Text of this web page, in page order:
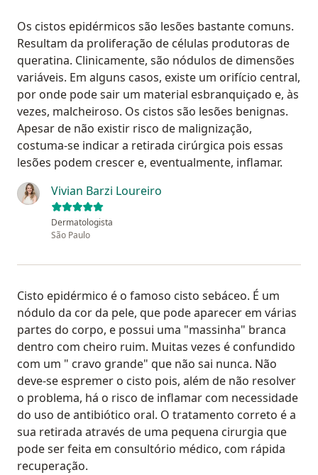
Os cistos epidérmicos são lesões bastante comuns.
Resultam da proliferação de células produtoras de
queratina. Clinicamente, são nódulos de dimensões
variáveis. Em alguns casos, existe um orifício central,
por onde pode sair um material esbranquiçado e, às
vezes, malcheiroso. Os cistos são lesões benignas.
Apesar de não existir risco de malignização,
costuma-se indicar a retirada cirúrgica pois essas
lesões podem crescer e, eventualmente, inflamar.
Vivian Barzi Loureiro
Dermatologista
São Paulo
Cisto epidérmico é o famoso cisto sebáceo. É um
nódulo da cor da pele, que pode aparecer em várias
partes do corpo, e possui uma "massinha" branca
dentro com cheiro ruim. Muitas vezes é confundido
com um " cravo grande" que não sai nunca. Não
deve-se espremer o cisto pois, além de não resolver
o problema, há o risco de inflamar com necessidade
do uso de antibiótico oral. O tratamento correto é a
sua retirada através de uma pequena cirurgia que
pode ser feita em consultório médico, com rápida
recuperação.